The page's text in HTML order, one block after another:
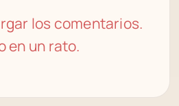
los comentarios.
en un rato.